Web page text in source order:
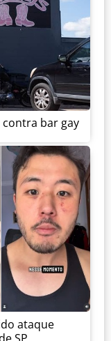
bar gay
ataque
SP